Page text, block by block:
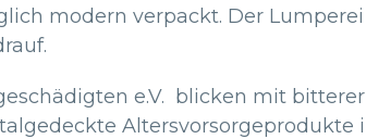
modern verpackt. Der
e.V. blicken mit
Altersvorsorgeprodukte